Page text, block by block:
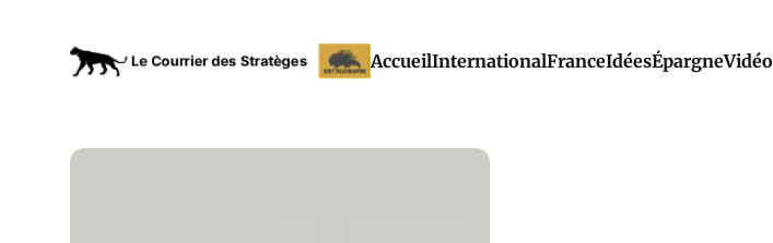
AccueilInternationalFranceIdéesÉpargne